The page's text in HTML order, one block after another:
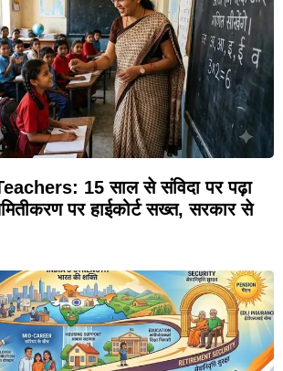
15 साल से संविदा पर पढ़ा
पर हाईकोर्ट सख्त, सरकार से